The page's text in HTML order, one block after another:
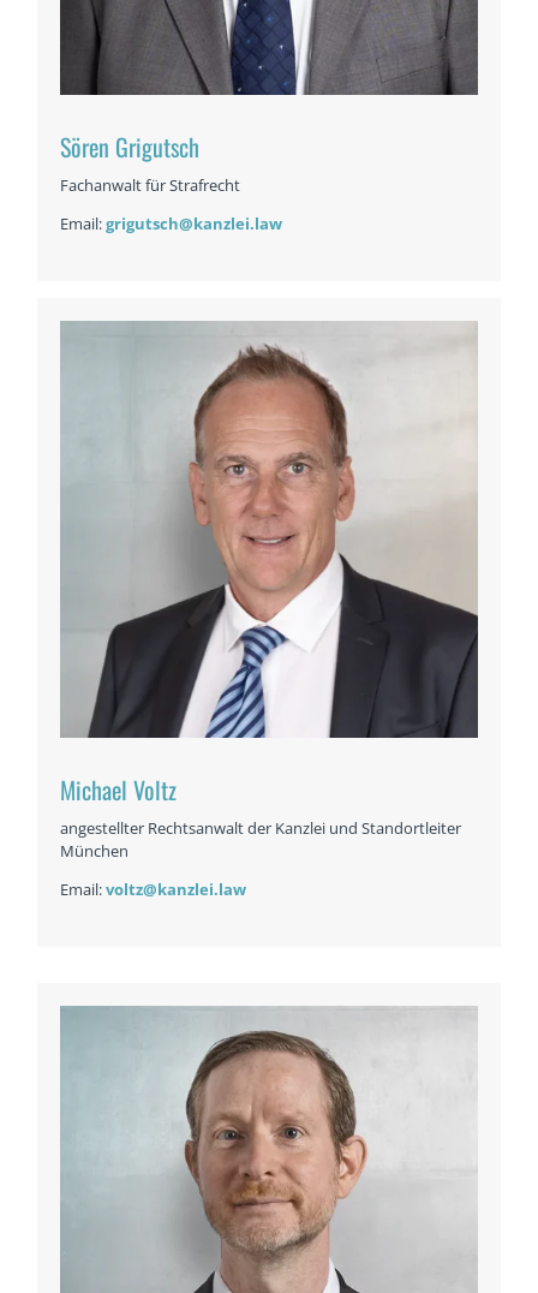
Sören Grigutsch
Fachanwalt für Strafrecht
Email:grigutsch@kanzlei.law
Michael Voltz
angestellter Rechtsanwalt der Kanzlei und Standortleiter
München
Email:voltz@kanzlei.law